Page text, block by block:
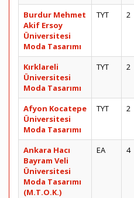
Burdur Mehmet
Akif Ersoy
Üniversitesi
Moda Tasarımı
TYT 2
Kırklareli
Üniversitesi
Moda Tasarımı
TYT 2
Afyon Kocatepe
Üniversitesi
Moda Tasarımı
TYT 2
Ankara Hacı
Bayram Veli
Üniversitesi
Moda Tasarımı
(M.T.O.K.)
EA 4